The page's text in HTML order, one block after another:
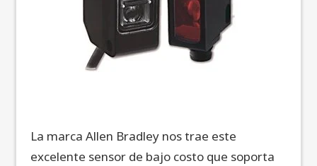
La marca Allen Bradley nos trae este
excelente sensor de bajo costo que soporta